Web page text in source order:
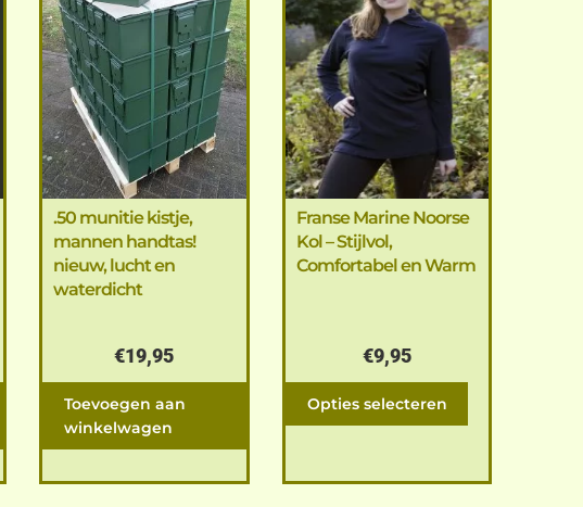
.50 munitie kistje,
mannen handtas!
nieuw, lucht en
waterdicht
€19,95
Toevoegen aan
winkelwagen
Franse Marine Noorse
Kol – Stijlvol,
Comfortabel en Warm
€9,95
Opties selecteren